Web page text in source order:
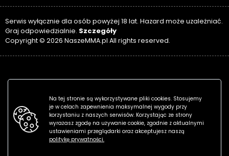
Serwis wyłącznie dla osób powyżej 18 lat. Hazard może uzależniać.
Graj odpowiedzialnie. Szczegóły
Copyright © 2026 NaszeMMA.pl All rights reserved.
Na tej stronie są wykorzystywane pliki cookies. Stosujemy
je w celach zapewnienia maksymalnej wygody przy
korzystaniu z naszych serwisów. Korzystając ze strony
wyrażasz zgodę na używanie cookie, zgodnie z aktualnymi
ustawieniami przeglądarki oraz akceptujesz naszą
politykę prywatności.